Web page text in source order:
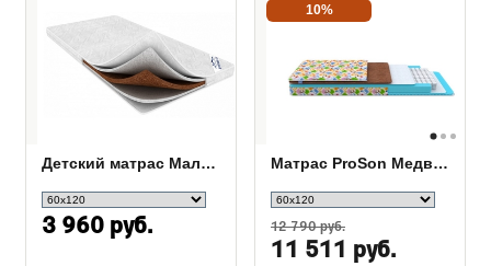
Детский матрас Малыш
3 960 руб.
10%
Матрас ProSon Медвежонок
12 790 руб.
11 511 руб.